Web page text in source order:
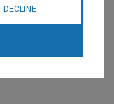
DECLINE